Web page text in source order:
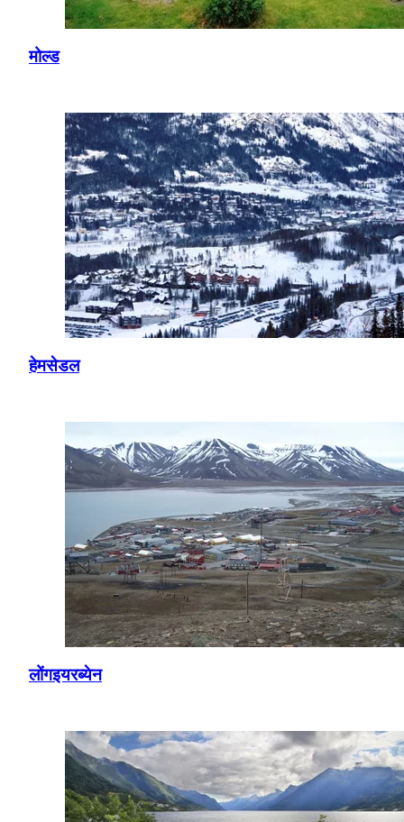
मोल्ड
हेमसेडल
लोंगइयरब्येन